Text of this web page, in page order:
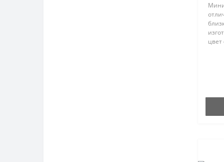
Мини
цвет